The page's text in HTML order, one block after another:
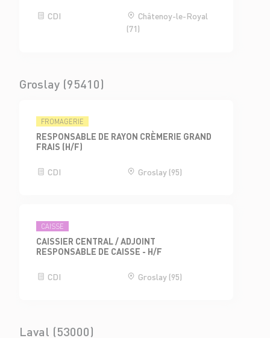
CDI
Châtenoy-le-Royal
(71)
Groslay (95410)
FROMAGERIE
RESPONSABLE DE RAYON CRÈMERIE GRAND
FRAIS (H/F)
CDI Groslay (95)
CAISSE
CAISSIER CENTRAL / ADJOINT
RESPONSABLE DE CAISSE - H/F
CDI Groslay (95)
Laval (53000)